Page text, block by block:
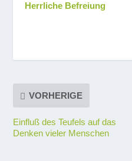
Herrliche Befreiung
VORHERIGE
Einfluß des Teufels auf das
Denken vieler Menschen